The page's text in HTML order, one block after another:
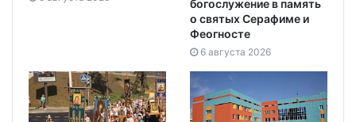
богослужение в память
о святых Серафиме и
Феогносте
6 августа 2026